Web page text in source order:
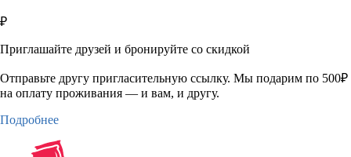
₽
Приглашайте друзей и бронируйте со скидкой
Отправьте другу пригласительную ссылку. Мы подарим по 500₽
на оплату проживания — и вам, и другу.
Подробнее